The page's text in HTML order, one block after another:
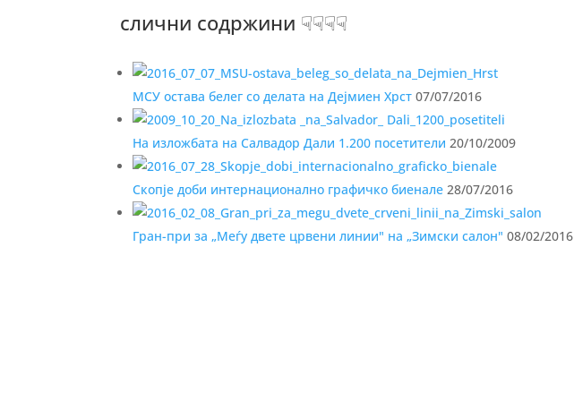
слични содржини ☟☟☟☟
МСУ остава белег со делата на Дејмиен Хрст 07/07/2016
На изложбата на Салвадор Дали 1.200 посетители 20/10/2009
Скопје доби интернационално графичко биенале 28/07/2016
Гран-при за „Меѓу двете црвени линии" на „Зимски салон" 08/02/2016